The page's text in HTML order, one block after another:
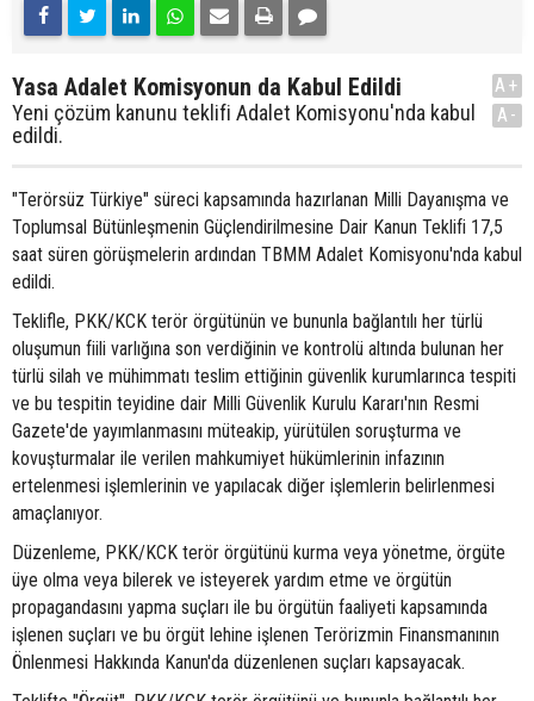
Yasa Adalet Komisyonun da Kabul Edildi
Yeni çözüm kanunu teklifi Adalet Komisyonu'nda kabul
edildi.
A+
A-
"Terörsüz Türkiye" süreci kapsamında hazırlanan Milli Dayanışma ve
Toplumsal Bütünleşmenin Güçlendirilmesine Dair Kanun Teklifi 17,5
saat süren görüşmelerin ardından TBMM Adalet Komisyonu'nda kabul
edildi.
Teklifle, PKK/KCK terör örgütünün ve bununla bağlantılı her türlü
oluşumun fiili varlığına son verdiğinin ve kontrolü altında bulunan her
türlü silah ve mühimmatı teslim ettiğinin güvenlik kurumlarınca tespiti
ve bu tespitin teyidine dair Milli Güvenlik Kurulu Kararı'nın Resmi
Gazete'de yayımlanmasını müteakip, yürütülen soruşturma ve
kovuşturmalar ile verilen mahkumiyet hükümlerinin infazının
ertelenmesi işlemlerinin ve yapılacak diğer işlemlerin belirlenmesi
amaçlanıyor.
Düzenleme, PKK/KCK terör örgütünü kurma veya yönetme, örgüte
üye olma veya bilerek ve isteyerek yardım etme ve örgütün
propagandasını yapma suçları ile bu örgütün faaliyeti kapsamında
işlenen suçları ve bu örgüt lehine işlenen Terörizmin Finansmanının
Önlenmesi Hakkında Kanun'da düzenlenen suçları kapsayacak.